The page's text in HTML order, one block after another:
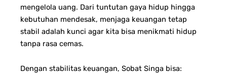
mengelola uang. Dari tuntutan gaya hidup hingga
kebutuhan mendesak, menjaga keuangan tetap
stabil adalah kunci agar kita bisa menikmati hidup
tanpa rasa cemas.
Dengan stabilitas keuangan, Sobat Singa bisa: